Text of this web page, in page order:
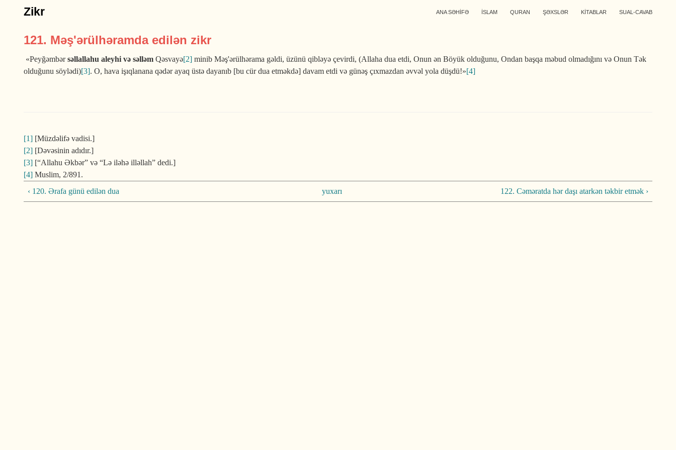
Zikr ANA SƏHİFƏ İSLAM QURAN ŞƏXSLƏR KİTABLAR SUAL-CAVAB
121. Məş'ərülhəramda edilən zikr
«Peyğəmbərsəllallahu aleyhi və səlləm Qəsva­yə[2] minib Məş'ərülhərama gəldi, üzünü qibləyə çevirdi, (Allaha dua etdi, Onun ən Böyük ol­duğunu, Ondan başqa məbud olmadığını və Onun Tək
olduğunu söylədi)[3]. O, hava işıqla­nana qədər ayaq üstə dayanıb [bu cür dua et­məkdə] davam etdi və günəş çıxmazdan əvvəl yola düşdü!»[4]
[1] [Müzdəlifə vadisi.]
[2] [Dəvəsinin adıdır.]
[3] [“Allahu Əkbər” və “Lə iləhə illəllah” dedi.]
[4] Muslim, 2/891.
‹ 120. Ərafa günü edilən dua
yuxarı 122. Cəməratda hər daşı atarkən təkbir etmək ›